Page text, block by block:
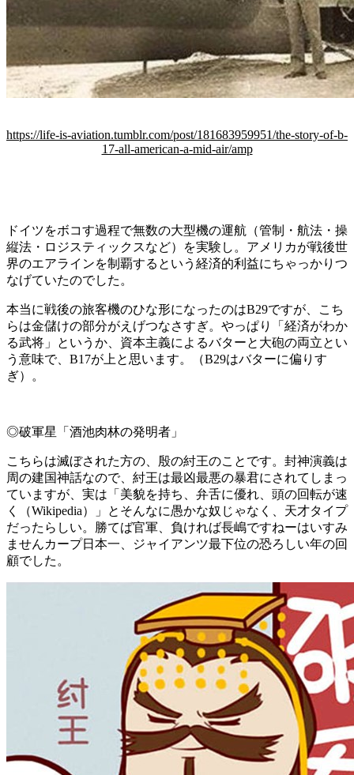
https://life-is-aviation.tumblr.com/post/181683959951/the-story-of-b-
17-all-american-a-mid-air/amp
ドイツをボコす過程で無数の大型機の運航（管制・航法・操
縦法・ロジスティックスなど）を実験し。アメリカが戦後世
界のエアラインを制覇するという経済的利益にちゃっかりつ
なげていたのでした。
本当に戦後の旅客機のひな形になったのはB29ですが、こち
らは金儲けの部分がえげつなさすぎ。やっぱり「経済がわか
る武将」というか、資本主義によるバターと大砲の両立とい
う意味で、B17が上と思います。（B29はバターに偏りす
ぎ）。
◎破軍星「酒池肉林の発明者」
こちらは滅ぼされた方の、殷の紂王のことです。封神演義は
周の建国神話なので、紂王は最凶最悪の暴君にされてしまっ
ていますが、実は「美貌を持ち、弁舌に優れ、頭の回転が速
く（Wikipedia）」とそんなに愚かな奴じゃなく、天才タイプ
だったらしい。勝てば官軍、負ければ長嶋ですねーはいすみ
ませんカープ日本一、ジャイアンツ最下位の恐ろしい年の回
顧でした。